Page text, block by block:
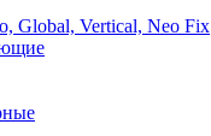
Global, Vertical, Neo Fix